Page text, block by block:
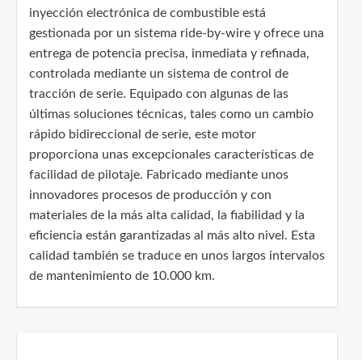
inyección electrónica de combustible está
gestionada por un sistema ride-by-wire y ofrece una
entrega de potencia precisa, inmediata y refinada,
controlada mediante un sistema de control de
tracción de serie. Equipado con algunas de las
últimas soluciones técnicas, tales como un cambio
rápido bidireccional de serie, este motor
proporciona unas excepcionales características de
facilidad de pilotaje. Fabricado mediante unos
innovadores procesos de producción y con
materiales de la más alta calidad, la fiabilidad y la
eficiencia están garantizadas al más alto nivel. Esta
calidad también se traduce en unos largos intervalos
de mantenimiento de 10.000 km.